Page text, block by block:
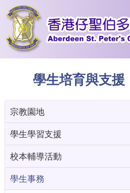
學生培育與支援
宗教園地
學生學習支援
校本輔導活動
學生事務